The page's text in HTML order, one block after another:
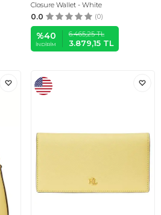
Closure Wallet - White
0.0 (0)
%40
İNDIRIM
6.465,25TL
3.879,15 TL